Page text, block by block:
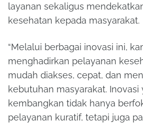
layanan sekaligus
kesehatan kepada masyarakat.
“Melalui berbagai inovasi ini,
menghadirkan pelayanan
mudah diakses, cepat, dan
kebutuhan masyarakat. Inovasi
kembangkan tidak hanya
pelayanan kuratif, tetapi juga